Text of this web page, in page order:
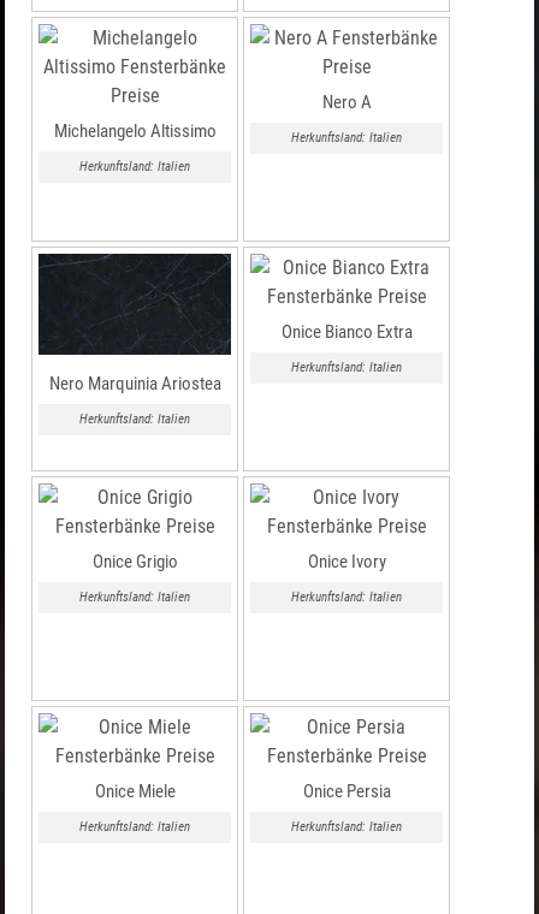
Michelangelo Altissimo
Herkunftsland: Italien
Nero A
Herkunftsland: Italien
Nero Marquinia Ariostea
Herkunftsland: Italien
Onice Bianco Extra
Herkunftsland: Italien
Onice Grigio
Herkunftsland: Italien
Onice Ivory
Herkunftsland: Italien
Onice Miele
Herkunftsland: Italien
Onice Persia
Herkunftsland: Italien